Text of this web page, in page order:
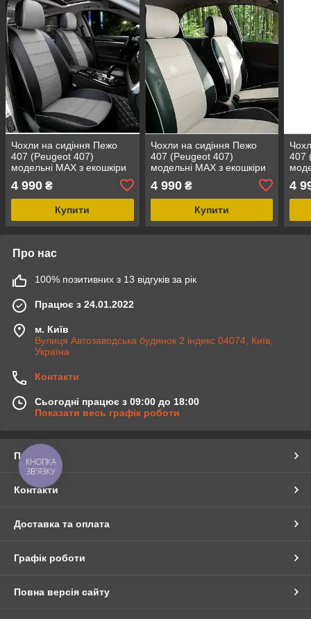
Чохли на сидіння Пежо
407 (Peugeot 407)
модельні MAX з екошкіри
4 990 ₴
Купити
Чохли на сидіння Пежо
407 (Peugeot 407)
модельні MAX з екошкіри
4 990₴
Купити
407
4
Про нас
100% позитивних з 13 відгуків за рік
Працює з 24.01.2022
м. Київ
Вулиця Автозаводська будинок 2 індекс 04074, Київ,
Україна
Контакти
Сьогодні працює з 09:00 до 18:00
Показати весь графік роботи
Про нас
Контакти
Доставка та оплата
Графік роботи
Повна версія сайту
КНОПКА
ЗВ'ЯЗКУ